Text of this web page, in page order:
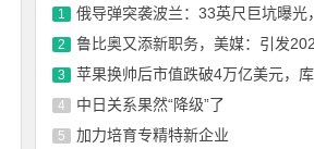
1 俄导弹突袭波兰：33英尺巨坑曝光，北约：这
2 鲁比奥又添新职务，美媒：引发2028
3 苹果换帅后市值跌破4万亿美元，库克内部讲话披
4 中日关系果然“降级”了
5 加力培育专精特新企业